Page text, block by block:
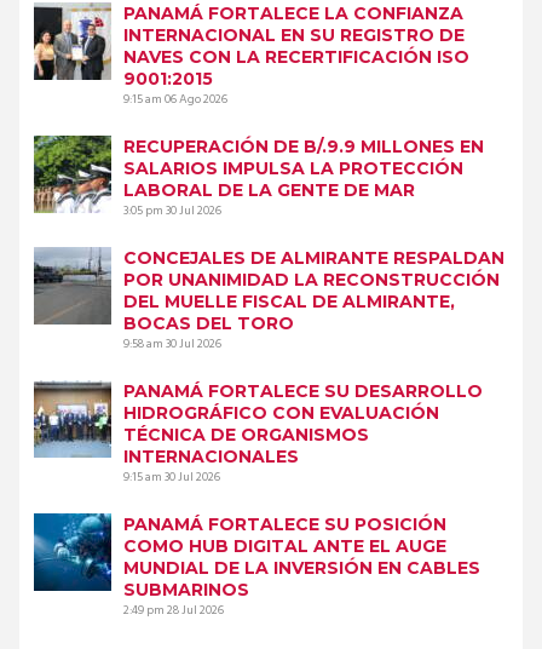
PANAMÁ FORTALECE LA CONFIANZA
INTERNACIONAL EN SU REGISTRO DE
NAVES CON LA RECERTIFICACIÓN ISO
9001:2015
9:15 am06 Ago 2026
RECUPERACIÓN DE B/.9.9 MILLONES EN
SALARIOS IMPULSA LA PROTECCIÓN
LABORAL DE LA GENTE DE MAR
3:05 pm30 Jul 2026
CONCEJALES DE ALMIRANTE RESPALDAN
POR UNANIMIDAD LA RECONSTRUCCIÓN
DEL MUELLE FISCAL DE ALMIRANTE,
BOCAS DEL TORO
9:58 am30 Jul 2026
PANAMÁ FORTALECE SU DESARROLLO
HIDROGRÁFICO CON EVALUACIÓN
TÉCNICA DE ORGANISMOS
INTERNACIONALES
9:15 am30 Jul 2026
PANAMÁ FORTALECE SU POSICIÓN
COMO HUB DIGITAL ANTE EL AUGE
MUNDIAL DE LA INVERSIÓN EN CABLES
SUBMARINOS
2:49 pm28 Jul 2026